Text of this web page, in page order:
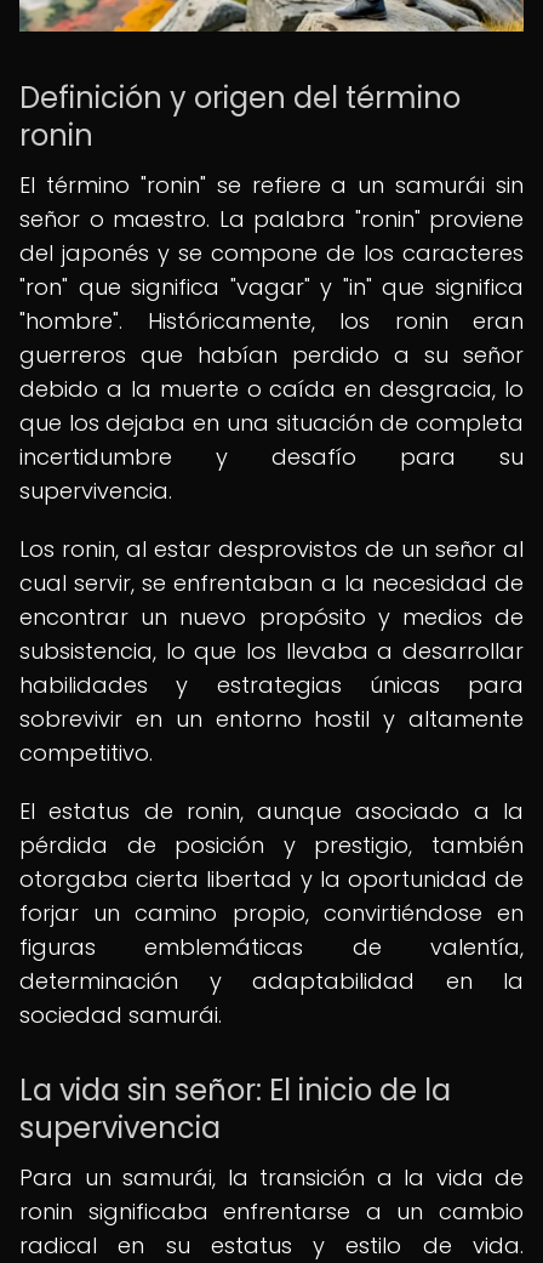
Definición y origen del término
ronin
El término "ronin" se refiere a un samurái sin
señor o maestro. La palabra "ronin" proviene
del japonés y se compone de los caracteres
"ron" que significa "vagar" y "in" que significa
"hombre". Históricamente, los ronin eran
guerreros que habían perdido a su señor
debido a la muerte o caída en desgracia, lo
que los dejaba en una situación de completa
incertidumbre y desafío para su
supervivencia.
Los ronin, al estar desprovistos de un señor al
cual servir, se enfrentaban a la necesidad de
encontrar un nuevo propósito y medios de
subsistencia, lo que los llevaba a desarrollar
habilidades y estrategias únicas para
sobrevivir en un entorno hostil y altamente
competitivo.
El estatus de ronin, aunque asociado a la
pérdida de posición y prestigio, también
otorgaba cierta libertad y la oportunidad de
forjar un camino propio, convirtiéndose en
figuras emblemáticas de valentía,
determinación y adaptabilidad en la
sociedad samurái.
La vida sin señor: El inicio de la
supervivencia
Para un samurái, la transición a la vida de
ronin significaba enfrentarse a un cambio
radical en su estatus y estilo de vida.